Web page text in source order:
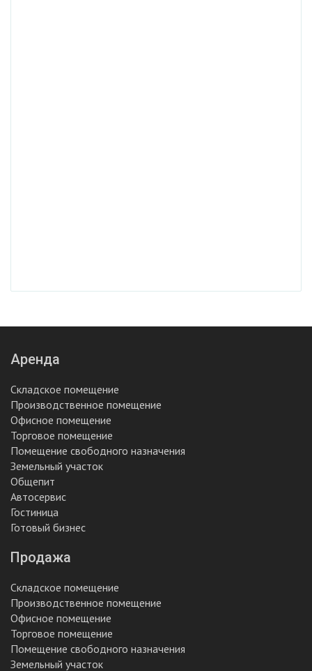
Аренда
Складское помещение
Производственное помещение
Офисное помещение
Торговое помещение
Помещение свободного назначения
Земельный участок
Общепит
Автосервис
Гостиница
Готовый бизнес
Продажа
Складское помещение
Производственное помещение
Офисное помещение
Торговое помещение
Помещение свободного назначения
Земельный участок